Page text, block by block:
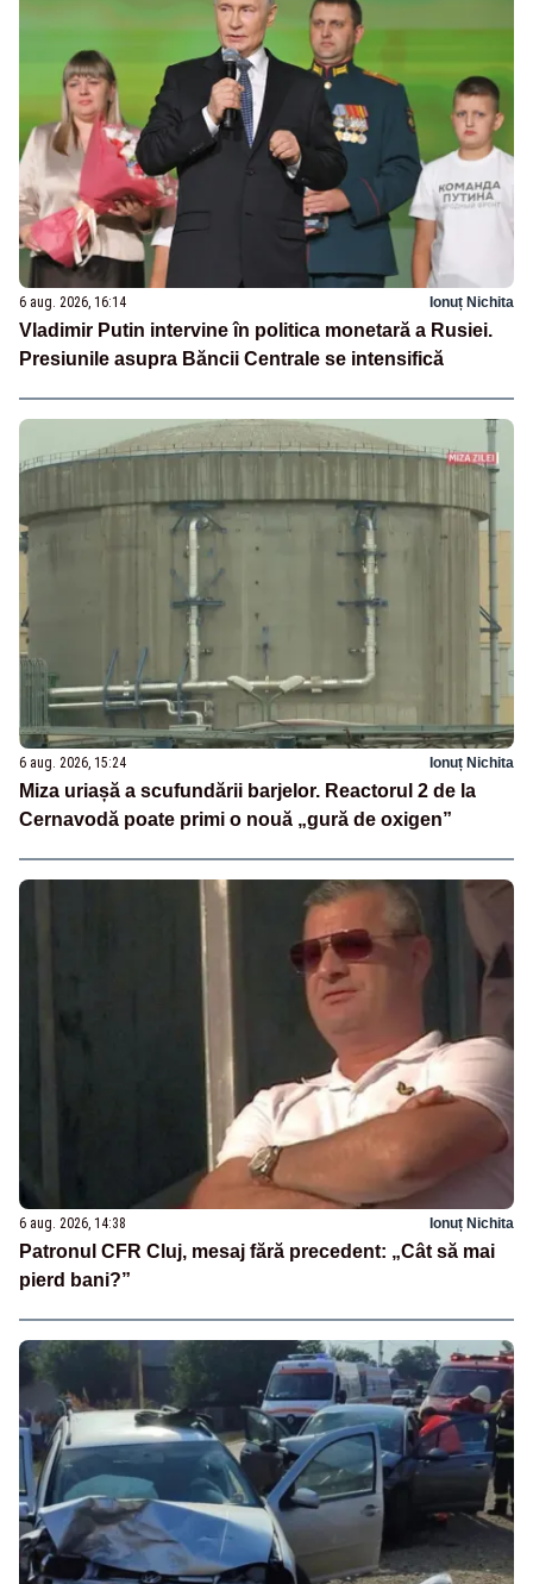
6 aug. 2026, 16:14 Ionuț Nichita
Vladimir Putin intervine în politica monetară a Rusiei.
Presiunile asupra Băncii Centrale se intensifică
6 aug. 2026, 15:24 Ionuț Nichita
Miza uriașă a scufundării barjelor. Reactorul 2 de la
Cernavodă poate primi o nouă „gură de oxigen”
6 aug. 2026, 14:38 Ionuț Nichita
Patronul CFR Cluj, mesaj fără precedent: „Cât să mai
pierd bani?”